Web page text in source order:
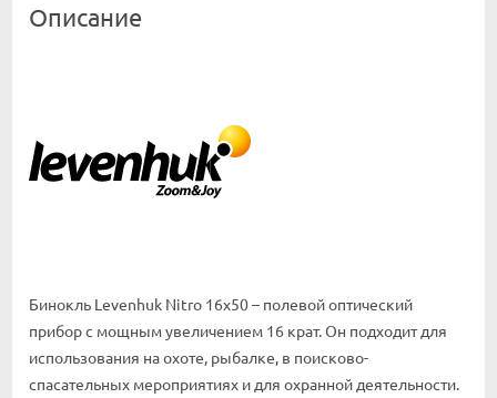
Описание
Бинокль Levenhuk Nitro 16x50 – полевой оптический
прибор с мощным увеличением 16 крат. Он подходит для
использования на охоте, рыбалке, в поисково-
спасательных мероприятиях и для охранной деятельности.